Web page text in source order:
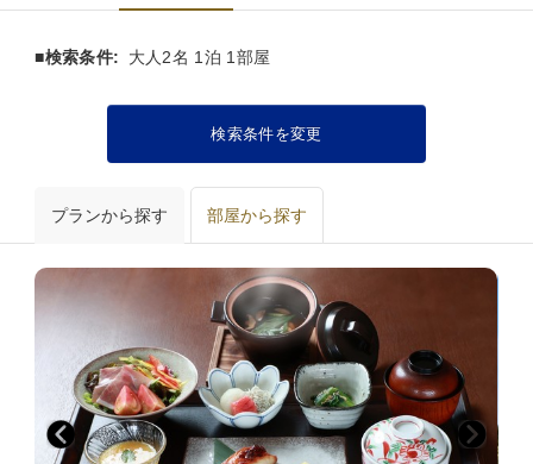
■検索条件: 大人2名 1泊 1部屋
検索条件を変更
プランから探す 部屋から探す